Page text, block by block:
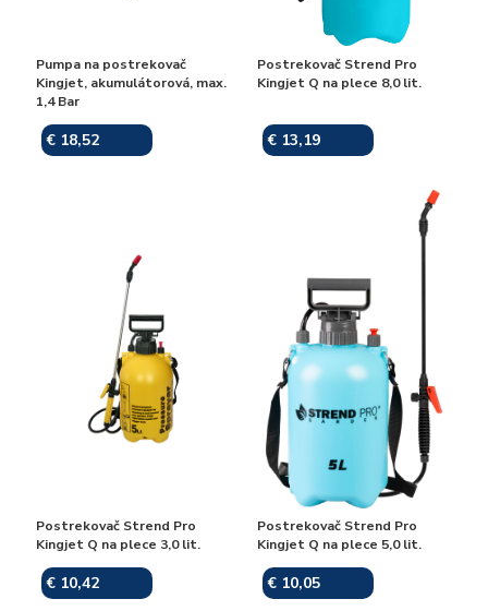
Pumpa na postrekovač
Kingjet, akumulátorová, max.
1,4 Bar
€ 18,52
Postrekovač Strend Pro
Kingjet Q na plece 8,0 lit.
€ 13,19
Postrekovač Strend Pro
Kingjet Q na plece 3,0 lit.
€ 10,42
Postrekovač Strend Pro
Kingjet Q na plece 5,0 lit.
€ 10,05